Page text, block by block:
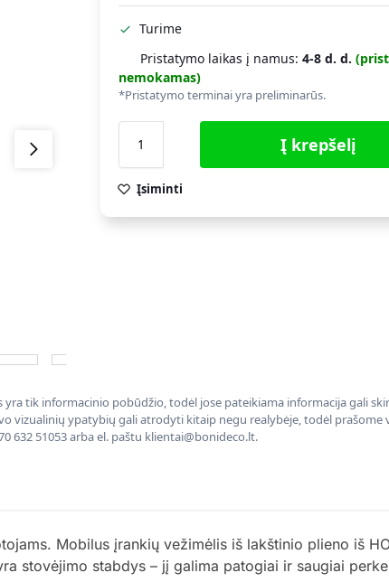
Turime
Pristatymo laikas į namus:4-8 d. d.
nemokamas)
*Pristatymo terminai yra preliminarūs.
Į krepšelį
Įsiminti
tik informacinio pobūdžio, todėl jose pateikiama informacija gali
vizualinių ypatybių gali atrodyti kitaip negu realybėje, todėl prašome
632 51053 arba el. paštu klientai@bonideco.lt.
Mobilus įrankių vežimėlis iš lakštinio plieno iš
stovėjimo stabdys – jį galima patogiai ir saugiai